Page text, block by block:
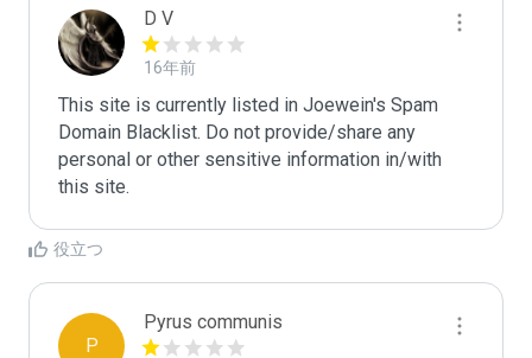
D V
16年前
This site is currently listed in Joewein's Spam
Domain Blacklist. Do not provide/share any
personal or other sensitive information in/with
this site.
役立つ
P
Pyrus communis